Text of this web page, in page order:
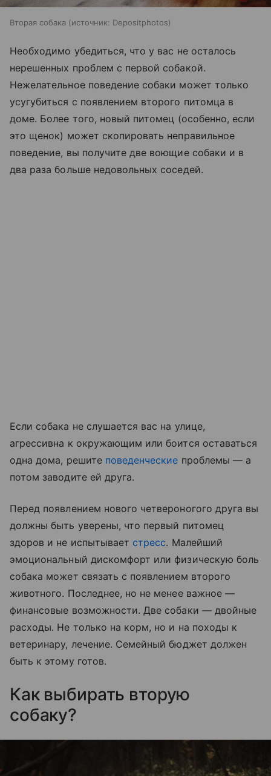
Вторая собака источник: Depositphotos
Необходимо убедиться, что у вас не осталось
нерешенных проблем с первой собакой.
Нежелательное поведение собаки может только
усугубиться с появлением второго питомца в
доме. Более того, новый питомец (особенно, если
это щенок) может скопировать неправильное
поведение, вы получите две воющие собаки и в
два раза больше недовольных соседей.
Если собака не слушается вас на улице,
агрессивна к окружающим или боится оставаться
одна дома, решите поведенческие проблемы — а
потом заводите ей друга.
Перед появлением нового четвероногого друга вы
должны быть уверены, что первый питомец
здоров и не испытывает стресс. Малейший
эмоциональный дискомфорт или физическую боль
собака может связать с появлением второго
животного. Последнее, но не менее важное —
финансовые возможности. Две собаки — двойные
расходы. Не только на корм, но и на походы к
ветеринару, лечение. Семейный бюджет должен
быть к этому готов.
Как выбирать вторую
собаку?